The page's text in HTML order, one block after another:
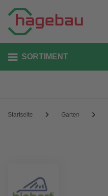
SORTIMENT
Startseite Garten